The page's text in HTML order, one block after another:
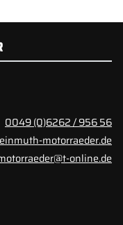
0049 (0)6262 / 956 56
motorraeder.de
online.de